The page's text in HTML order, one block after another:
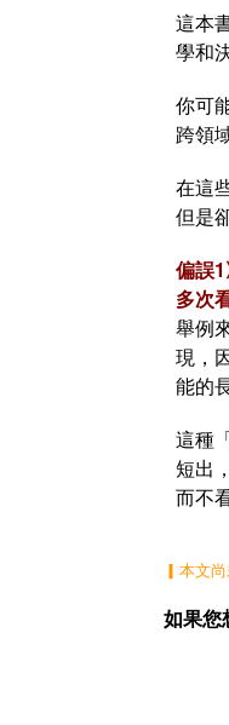
這本
學和
你可
跨領
在這
但是
偏誤
多次
舉例
現，
能的
這種
短出
而不
▎本文
如果您